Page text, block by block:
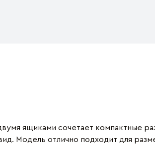
ящиками сочетает компактные
Модель отлично подходит для